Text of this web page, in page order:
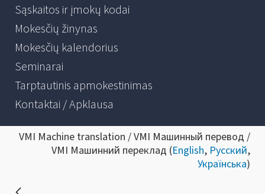
Sąskaitos ir įmokų kodai
Mokesčių žinynas
Mokesčių kalendorius
Seminarai
Tarptautinis apmokestinimas
Kontaktai / Apklausa
VMI Machine translation / VMI Машинный перевод /
VMI Машинний переклад (English, Русский,
Українська)